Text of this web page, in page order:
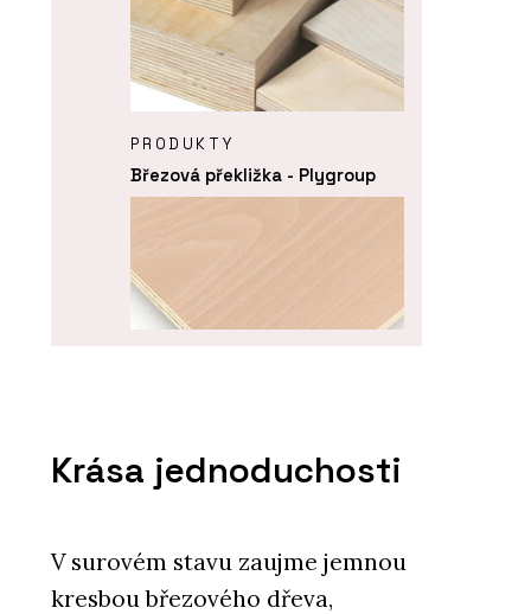
PRODUKTY
Březová překližka - Plygroup
Krása jednoduchosti
V surovém stavu zaujme jemnou
kresbou březového dřeva,